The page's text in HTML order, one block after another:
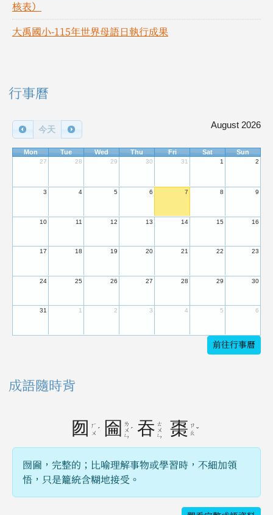
核表）
大禹國小-115年世界母語日執行成果
右邊區域內容
行事曆
今天 August 2026
Mon Tue Wed Thu Fri Sat Sun
27 28 29 30 31 1 2
3 4 5 6 7 8 9
10 11 12 13 14 15 16
17 18 19 20 21 22 23
24 25 26 27 28 29 30
31 1 2 3 4 5 6
前往行事曆
成語隨時背
囫
ㄏ
ㄨ ˊ 圇
ㄌ
ㄨ
ㄣ
ˊ 吞 ㄊ
ㄨ
ㄣ
棗 ㄗ
ㄠ ˇ
囫圇，完整的；比喻理解事物或學習時，不細加領
悟，只是籠統含糊地接受。